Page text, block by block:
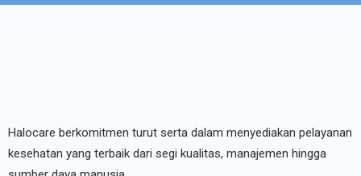
Halocare berkomitmen turut serta dalam menyediakan pelayanan
kesehatan yang terbaik dari segi kualitas, manajemen hingga